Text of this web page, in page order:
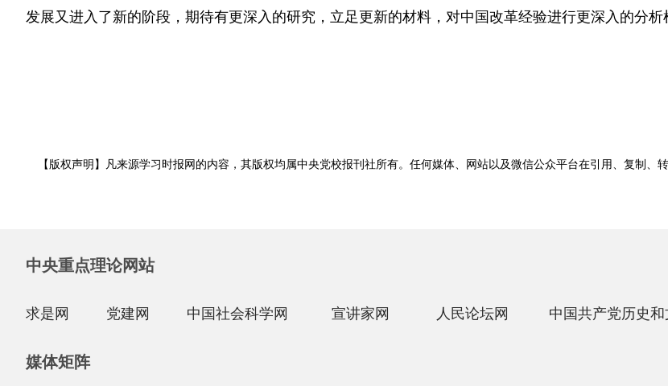
发展又进入了新的阶段，期待有更深入的研究，立足更新的材料，对中国改革经验进行更深入的分析
【版权声明】凡来源学习时报网的内容，其版权均属中央党校报刊社所有。任何媒体、网站以及微信公众平台在引用、复制、
中央重点理论网站
求是网 党建网 中国社会科学网 宣讲家网 人民论坛网 中国共产党历史和
媒体矩阵